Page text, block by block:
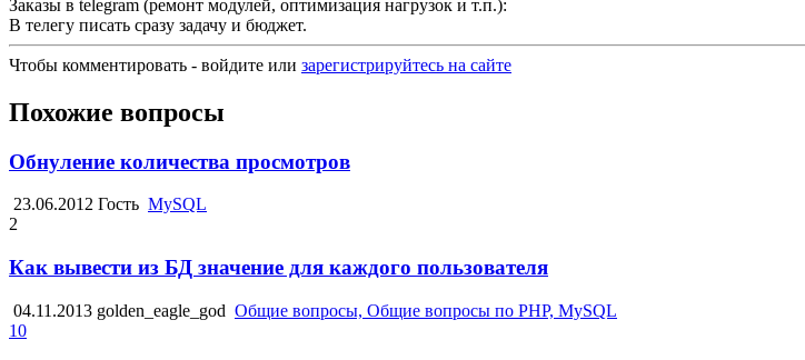
Заказы в telegram (ремонт модулей, оптимизация нагрузок и т.п.):
В телегу писать сразу задачу и бюджет.
Чтобы комментировать - войдите или зарегистрируйтесь на сайте
Похожие вопросы
Обнуление количества просмотров
23.06.2012 Гость MySQL
2
Как вывести из БД значение для каждого пользователя
04.11.2013 golden_eagle_god Общие вопросы, Общие вопросы по PHP, MySQL
10